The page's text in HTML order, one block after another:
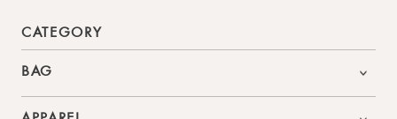
CATEGORY
BAG